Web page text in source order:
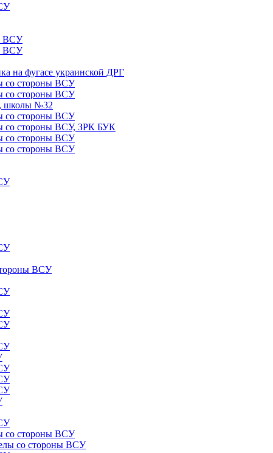
ВСУ
ВСУ
на фугасе украинской ДРГ
со стороны ВСУ
со стороны ВСУ
школы №32
со стороны ВСУ
со стороны ВСУ, ЗРК БУК
со стороны ВСУ
со стороны ВСУ
ВСУ
со стороны ВСУ
со стороны ВСУ